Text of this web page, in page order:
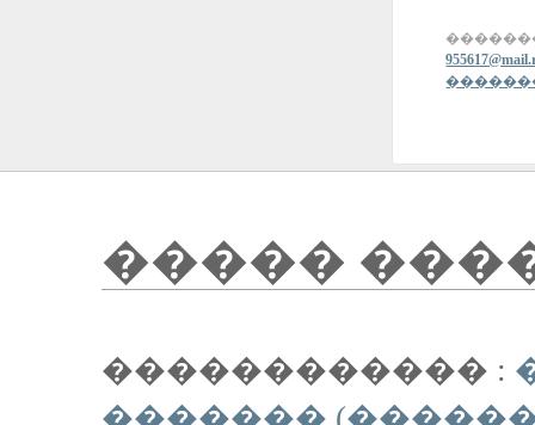
�����
������������ :
�������